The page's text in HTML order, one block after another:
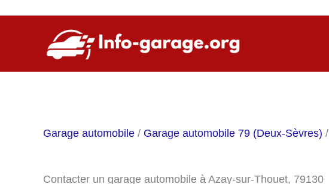
Garage automobile / Garage automobile 79 (Deux-Sèvres)
Contacter un garage automobile à Azay-sur-Thouet, 79130